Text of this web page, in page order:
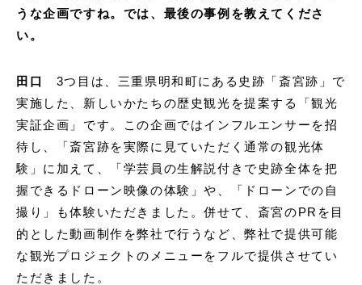
うな企画ですね。では、最後の事例を教えてくださ
い。
田口
3つ目は、三重県明和町にある史跡「斎宮跡」で
実施した、新しいかたちの歴史観光を提案する「観光
実証企画」です。この企画ではインフルエンサーを招
待し、「斎宮跡を実際に見ていただく通常の観光体
験」に加えて、「学芸員の生解説付きで史跡全体を把
握できるドローン映像の体験」や、「ドローンでの自
撮り」も体験いただきました。併せて、斎宮のPRを目
的とした動画制作を弊社で行うなど、弊社で提供可能
な観光プロジェクトのメニューをフルで提供させてい
ただきました。